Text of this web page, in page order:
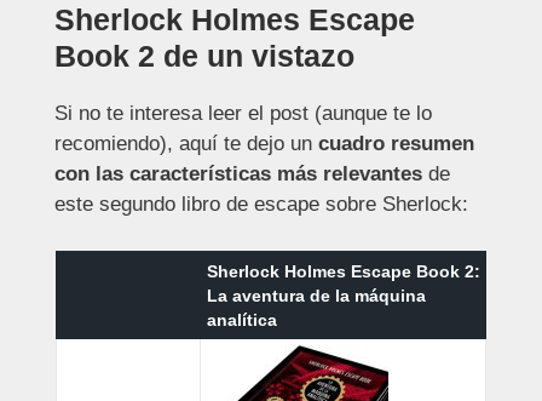
Sherlock Holmes Escape
Book 2 de un vistazo
Si no te interesa leer el post (aunque te lo
recomiendo), aquí te dejo un cuadro resumen
con las características más relevantes de
este segundo libro de escape sobre Sherlock:
Sherlock Holmes Escape Book 2:
La aventura de la máquina
analítica